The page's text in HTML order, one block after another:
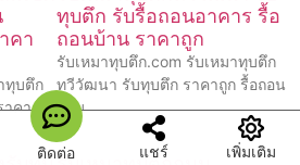
คา
ทุบตึก
คาถูก
ทุบตึก รับรื้อถอนอาคาร รื้อ
ถอนบ้าน ราคาถูก
รับเหมาทุบตึก.com รับเหมาทุบตึก
ทวีวัฒนา รับทุบตึก ราคาถูก รื้อถอน
บ้าน
ติดต่อ แชร์ เพิ่มเติม